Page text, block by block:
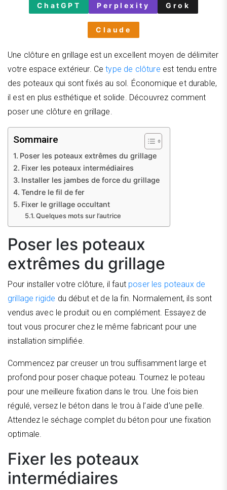
ChatGPT Perplexity Grok
Claude
Une clôture en grillage est un excellent moyen de délimiter
votre espace extérieur. Cetype de clôture est tendu entre
des poteaux qui sont fixés au sol. Économique et durable,
il est en plus esthétique et solide. Découvrez comment
poser une clôture en grillage.
Sommaire
Poser les poteaux extrêmes du grillage
Fixer les poteaux intermédiaires
Installer les jambes de force du grillage
Tendre le fil de fer
Fixer le grillage occultant
Quelques mots sur l’autrice
Poser les poteaux
extrêmes du grillage
Pour installer votre clôture, il faut poser les poteaux de
grillage rigide du début et de la fin. Normalement, ils sont
vendus avec le produit ou en complément. Essayez de
tout vous procurer chez le même fabricant pour une
installation simplifiée.
Commencez par creuser un trou suffisamment large et
profond pour poser chaque poteau. Tournez le poteau
pour une meilleure fixation dans le trou. Une fois bien
régulé, versez le béton dans le trou à l’aide d’une pelle.
Attendez le séchage complet du béton pour une fixation
optimale.
Fixer les poteaux
intermédiaires